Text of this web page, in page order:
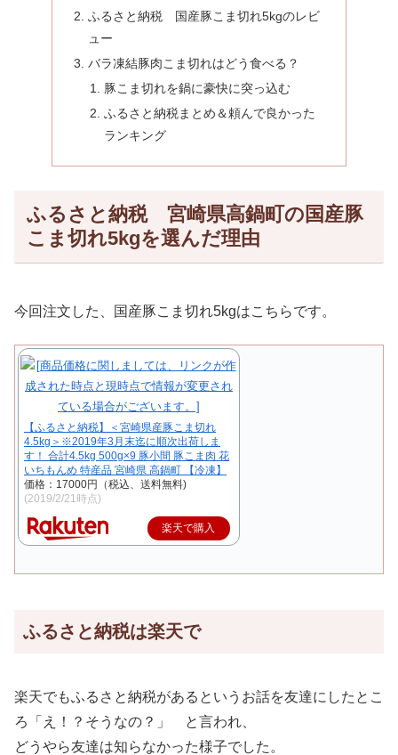
ふるさと納税 国産豚こま切れ5kgのレビ
ュー
バラ凍結豚肉こま切れはどう食べる？
豚こま切れを鍋に豪快に突っ込む
ふるさと納税まとめ＆頼んで良かった
ランキング
ふるさと納税 宮崎県高鍋町の国産豚
こま切れ5kgを選んだ理由
今回注文した、国産豚こま切れ5kgはこちらです。
【ふるさと納税】＜宮崎県産豚こま切れ
4.5kg＞※2019年3月末迄に順次出荷しま
す！ 合計4.5kg 500g×9 豚小間 豚こま肉 花
いちもんめ 特産品 宮崎県 高鍋町 【冷凍】
価格：17000円（税込、送料無料)
(2019/2/21時点)
楽天で購入
ふるさと納税は楽天で
楽天でもふるさと納税があるというお話を友達にしたとこ
ろ「え！？そうなの？」 と言われ、
どうやら友達は知らなかった様子でした。